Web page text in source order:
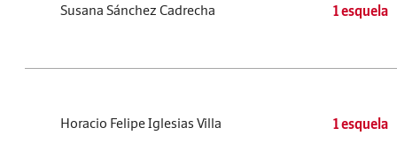
Susana Sánchez Cadrecha 1 esquela
Horacio Felipe Iglesias Villa 1 esquela